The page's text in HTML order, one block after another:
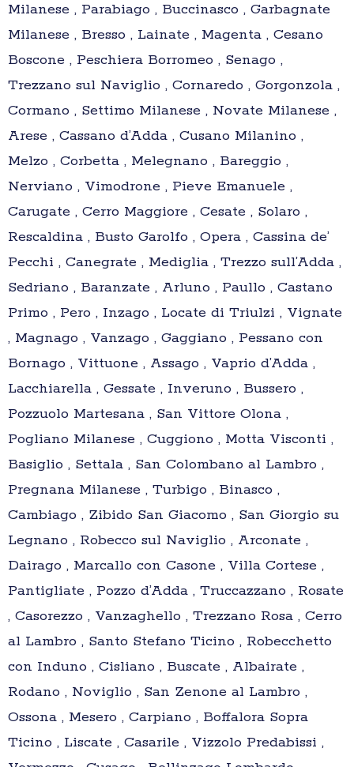
Milanese , Parabiago , Buccinasco , Garbagnate
Milanese , Bresso , Lainate , Magenta , Cesano
Boscone , Peschiera Borromeo , Senago ,
Trezzano sul Naviglio , Cornaredo , Gorgonzola ,
Cormano , Settimo Milanese , Novate Milanese ,
Arese , Cassano d’Adda , Cusano Milanino ,
Melzo , Corbetta , Melegnano , Bareggio ,
Nerviano , Vimodrone , Pieve Emanuele ,
Carugate , Cerro Maggiore , Cesate , Solaro ,
Rescaldina , Busto Garolfo , Opera , Cassina de’
Pecchi , Canegrate , Mediglia , Trezzo sull’Adda ,
Sedriano , Baranzate , Arluno , Paullo , Castano
Primo , Pero , Inzago , Locate di Triulzi , Vignate
, Magnago , Vanzago , Gaggiano , Pessano con
Bornago , Vittuone , Assago , Vaprio d’Adda ,
Lacchiarella , Gessate , Inveruno , Bussero ,
Pozzuolo Martesana , San Vittore Olona ,
Pogliano Milanese , Cuggiono , Motta Visconti ,
Basiglio , Settala , San Colombano al Lambro ,
Pregnana Milanese , Turbigo , Binasco ,
Cambiago , Zibido San Giacomo , San Giorgio su
Legnano , Robecco sul Naviglio , Arconate ,
Dairago , Marcallo con Casone , Villa Cortese ,
Pantigliate , Pozzo d’Adda , Truccazzano , Rosate
, Casorezzo , Vanzaghello , Trezzano Rosa , Cerro
al Lambro , Santo Stefano Ticino , Robecchetto
con Induno , Cisliano , Buscate , Albairate ,
Rodano , Noviglio , San Zenone al Lambro ,
Ossona , Mesero , Carpiano , Boffalora Sopra
Ticino , Liscate , Casarile , Vizzolo Predabissi ,